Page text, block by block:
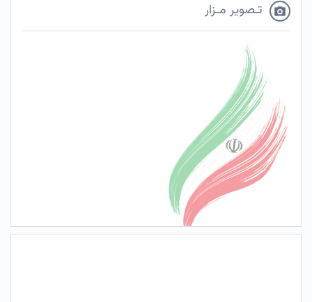
تـصویر مـزار